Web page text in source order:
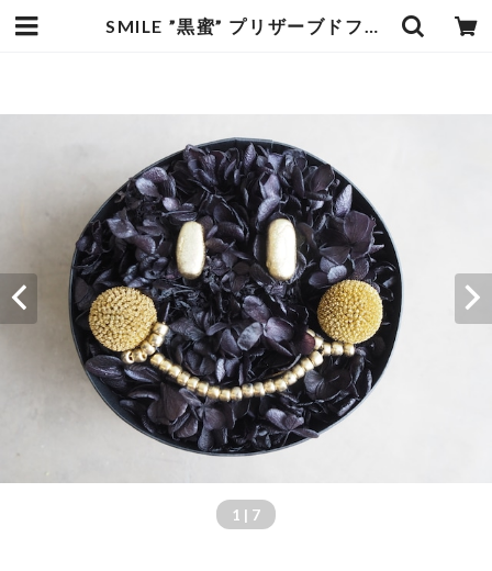
SMILE ”黒蜜” プリザーブドフラワー ボックスアレンジメント | dodotokyo
1 | 7